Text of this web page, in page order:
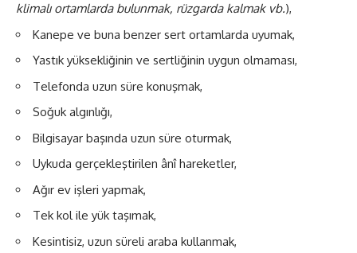
klimalı ortamlarda bulunmak, rüzgarda kalmak vb.),
Kanepe ve buna benzer sert ortamlarda uyumak,
Yastık yüksekliğinin ve sertliğinin uygun olmaması,
Telefonda uzun süre konuşmak,
Soğuk algınlığı,
Bilgisayar başında uzun süre oturmak,
Uykuda gerçekleştirilen ânî hareketler,
Ağır ev işleri yapmak,
Tek kol ile yük taşımak,
Kesintisiz, uzun süreli araba kullanmak,